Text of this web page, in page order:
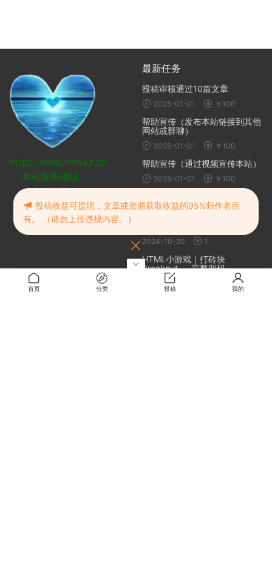
https://web.rmbxz.cn
本站发布地址
建议收藏
最新任务
投稿审核通过10篇文章
2025-01-01 ￥100
帮助宣传（发布本站链接到其他
网站或群聊）
2025-01-01 ￥100
帮助宣传（通过视频宣传本站）
2025-01-01 ￥100
随机推荐
2024-10-20 1
HTML小游戏｜打砖块
Breakout — 完整源码
2026-07-02
首页 分类 投稿 我的
投稿收益可提现，文章或资源获取收益的95%归作者所
有。 （请勿上传违规内容。）